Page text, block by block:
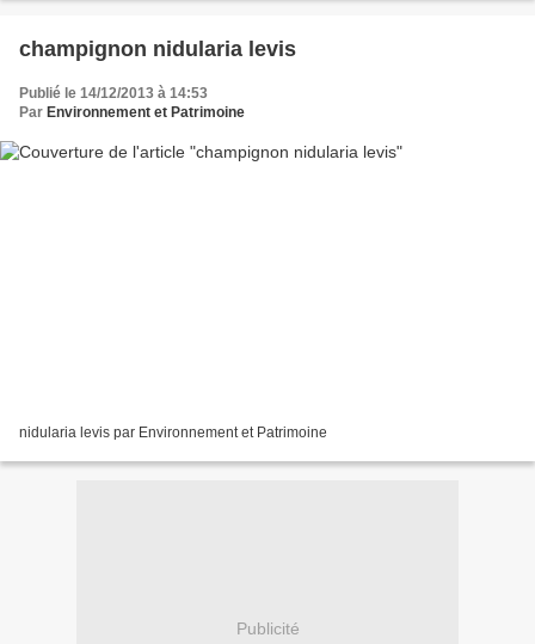
champignon nidularia levis
Publié le 14/12/2013 à 14:53
Par Environnement et Patrimoine
nidularia levis par Environnement et Patrimoine
Publicité